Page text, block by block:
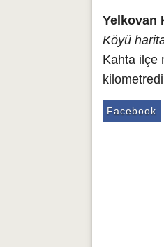
Yelkovan
Köyü
Kahta ilçe
Facebook